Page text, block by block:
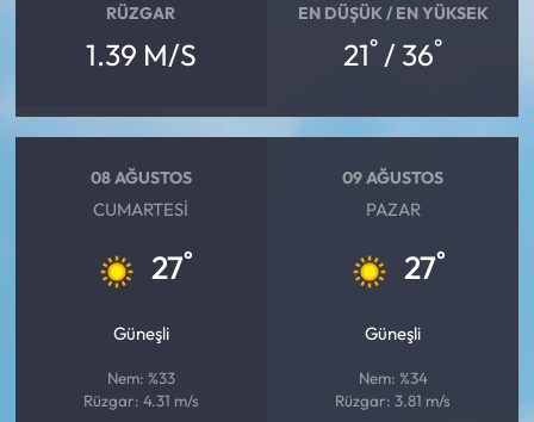
RÜZGAR
1.39 M/S
EN DÜŞÜK / EN YÜKSEK
21° / 36°
08 AĞUSTOS
CUMARTESI
27°
Güneşli
Nem: %33
Rüzgar: 4.31 m/s
09 AĞUSTOS
PAZAR
27°
Güneşli
Nem: %34
Rüzgar: 3.81 m/s